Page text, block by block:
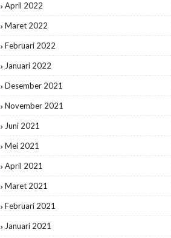
April 2022
Maret 2022
Februari 2022
Januari 2022
Desember 2021
November 2021
Juni 2021
Mei 2021
April 2021
Maret 2021
Februari 2021
Januari 2021